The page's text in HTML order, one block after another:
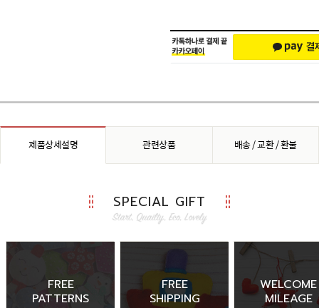
제품상세설명 관련상품 배송 / 교환 / 환불
SPECIAL GIFT
FREE
PATTERNS
FREE
SHIPPING
WELCOME
MILEAGE